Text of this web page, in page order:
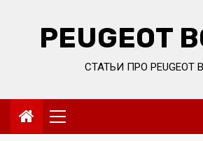
PEUGEOT
СТАТЬИ ПРО PEUGEOT
Primary
Menu